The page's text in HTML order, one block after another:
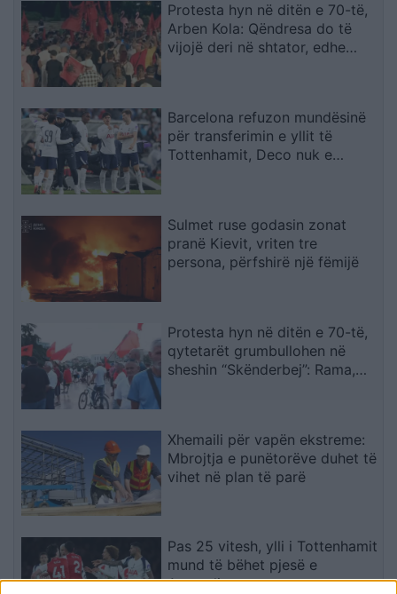
Protesta hyn në ditën e 70-të,
Arben Kola: Qëndresa do të
vijojë deri në shtator, edhe
Barcelona refuzon mundësinë
për transferimin e yllit të
Tottenhamit, Deco nuk e
Sulmet ruse godasin zonat
pranë Kievit, vriten tre
persona, përfshirë një fëmijë
Protesta hyn në ditën e 70-të,
qytetarët grumbullohen në
sheshin “Skënderbej”: Rama,
Xhemaili për vapën ekstreme:
Mbrojtja e punëtorëve duhet të
vihet në plan të parë
Pas 25 vitesh, ylli i Tottenhamit
mund të bëhet pjesë e
Arsenalit